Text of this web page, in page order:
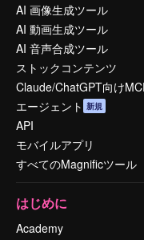
AI 画像生成ツール
AI 動画生成ツール
AI 音声合成ツール
ストックコンテンツ
Claude/ChatGPT向け
エージェント 新規
API
モバイルアプリ
すべてのMagnificツール
はじめに
Academy